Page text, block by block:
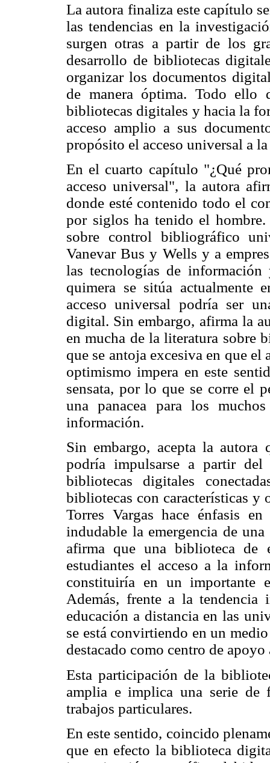
La autora finaliza este capítulo
las tendencias en la
surgen otras a partir de los
desarrollo de bibliotecas
organizar los documentos
de manera óptima. Todo ello
bibliotecas digitales y hacia la
acceso amplio a sus
propósito el acceso universal a
En el cuarto capítulo "¿Qué
acceso universal", la autora
donde esté contenido todo el
por siglos ha tenido el
sobre control bibliográfico
Vanevar Bus y Wells y a
las tecnologías de
quimera se sitúa actualmente
acceso universal podría ser
digital. Sin embargo, afirma la
en mucha de la literatura sobre
que se antoja excesiva en que
optimismo impera en este
sensata, por lo que se corre el
una panacea para los
información.
Sin embargo, acepta la
podría impulsarse a partir del
bibliotecas digitales
bibliotecas con características
Torres Vargas hace énfasis
indudable la emergencia de
afirma que una biblioteca de
estudiantes el acceso a la
constituiría en un importante
Además, frente a la tendencia
educación a distancia en las
se está convirtiendo en un
destacado como centro de apoyo
Esta participación de la
amplia e implica una serie de
trabajos particulares.
En este sentido, coincido
que en efecto la biblioteca